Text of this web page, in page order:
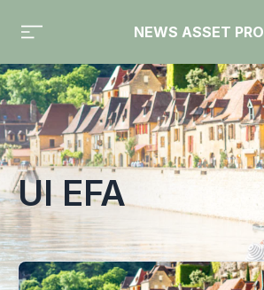
NEWS ASSET PRO
Toute l'actualité sur le tag "UI Efa"
UI EFA